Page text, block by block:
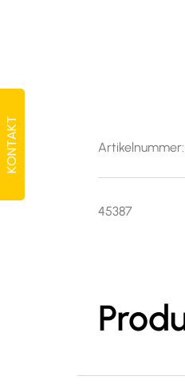
Artikelnummer:
45387
KONTAKT
KONTAKT